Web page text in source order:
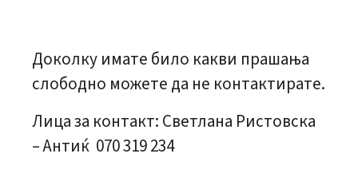
Доколку имате било какви прашања
слободно можете да не контактирате.
Лица за контакт: Светлана Ристовска
– Антиќ 070 319 234